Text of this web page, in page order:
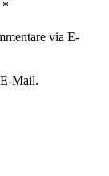
*
via E-
Mail.